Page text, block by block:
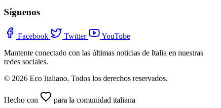
Síguenos
Facebook Twitter
YouTube
Mantente conectado con las últimas noticias de Italia en nuestras
redes sociales.
© 2026 Eco Italiano. Todos los derechos reservados.
Hecho con para la comunidad italiana